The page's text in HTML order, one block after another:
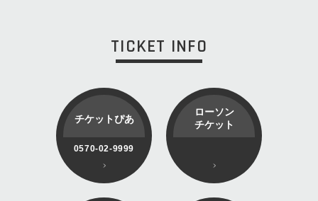
TICKET INFO
チケットぴあ
0570-02-9999
ローソン
チケット